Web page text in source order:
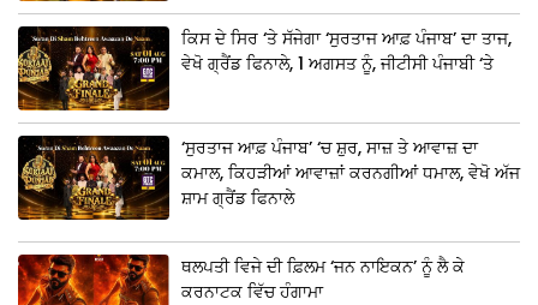
ਕਿਸ ਦੇ ਸਿਰ ‘ਤੇ ਸੱਜੇਗਾ ‘ਸੁਰਤਾਜ ਆਫ਼ ਪੰਜਾਬ’ ਦਾ ਤਾਜ,
ਵੇਖੋ ਗ੍ਰੈਂਡ ਫਿਨਾਲੇ, 1 ਅਗਸਤ ਨੂੰ, ਜੀਟੀਸੀ ਪੰਜਾਬੀ ‘ਤੇ
‘ਸੁਰਤਾਜ ਆਫ਼ ਪੰਜਾਬ’ ‘ਚ ਸ਼ੁਰ, ਸਾਜ਼ ਤੇ ਆਵਾਜ਼ ਦਾ
ਕਮਾਲ, ਕਿਹੜੀਆਂ ਆਵਾਜ਼ਾਂ ਕਰਨਗੀਆਂ ਧਮਾਲ, ਵੇਖੋ ਅੱਜ
ਸ਼ਾਮ ਗ੍ਰੈਂਡ ਫਿਨਾਲੇ
ਥਲਪਤੀ ਵਿਜੇ ਦੀ ਫ਼ਿਲਮ ‘ਜਨ ਨਾਇਕਨ’ ਨੂੰ ਲੈ ਕੇ
ਕਰਨਾਟਕ ਵਿੱਚ ਹੰਗਾਮਾ